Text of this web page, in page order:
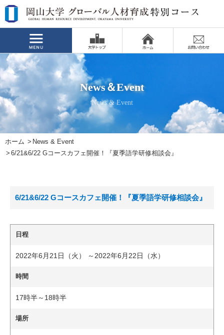
News＆Event
News & Event
ホーム
News & Event
6/21&6/22 Gコースカフェ開催！『夏季語学研修相談会』
6/21&6/22 Gコースカフェ開催！『夏季語学研修相談会』
日程
2022年6月21日（火） ～2022年6月22日（水）
時間
17時半～18時半
場所